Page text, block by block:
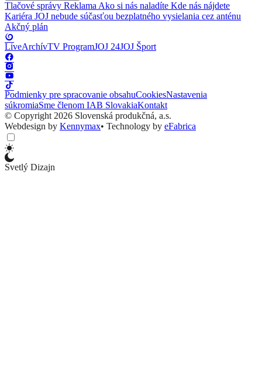
Tlačové správy Reklama Ako si nás naladíte Kde nás nájdete
Kariéra JOJ nebude súčasťou bezplatného vysielania cez anténu
Akčný plán
LiveArchívTV ProgramJOJ 24JOJ Šport
Podmienky pre spracovanie obsahuCookiesNastavenia
súkromiaSme členom IAB SlovakiaKontakt
© Copyright 2026 Slovenská produkčná, a.s.
Webdesign by Kennymax• Technology by eFabrica
Svetlý Dizajn